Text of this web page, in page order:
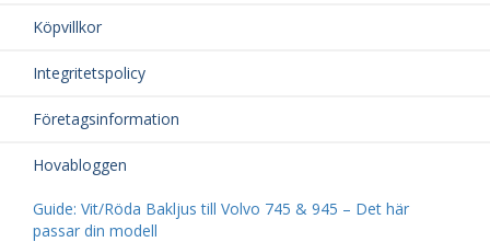
Köpvillkor
Integritetspolicy
Företagsinformation
Hovabloggen
Guide: Vit/Röda Bakljus till Volvo 745 & 945 – Det här
passar din modell